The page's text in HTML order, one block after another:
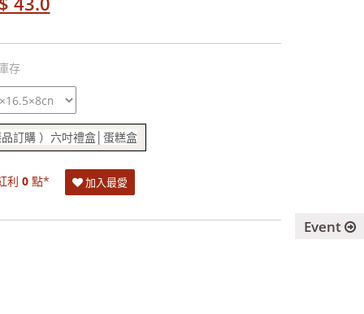
存
訂購 ）六吋禮盒│蛋糕盒
利 0點* 加入最愛
Event